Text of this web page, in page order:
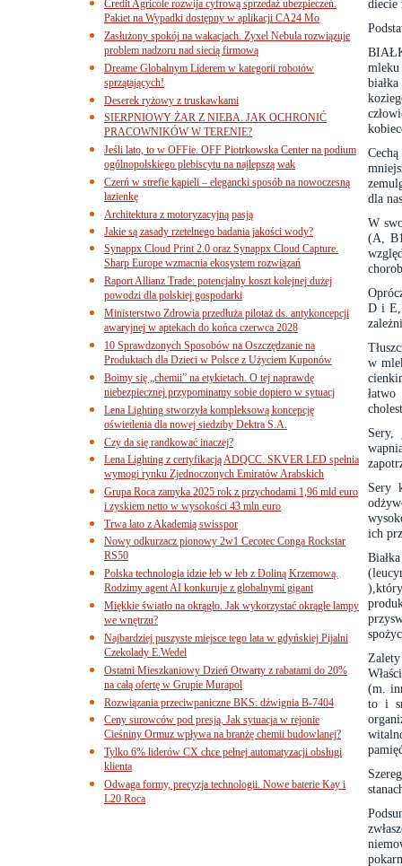
diecie
dla
W
(A,
D i E,
w
Sery,
Sery
ich
(m.
to i
Credit Agricole rozwija cyfrową sprzedaż ubezpieczeń.
Pakiet na Wypadki dostępny w aplikacji CA24 Mo
Zasłużony spokój na wakacjach. Zyxel Nebula rozwiązuje
problem nadzoru nad siecią firmową
Dreame Globalnym Liderem w kategorii robotów
sprzątających!
Deserek ryżowy z truskawkami
SIERPNIOWY ŻAR Z NIEBA. JAK OCHRONIĆ
PRACOWNIKÓW W TERENIE?
Jeśli lato, to w OFFie. OFF Piotrkowska Center na podium
ogólnopolskiego plebiscytu na najlepszą wak
Czerń w strefie kąpieli – elegancki sposób na nowoczesną
łazienkę
Architektura z motoryzacyjną pasją
Jakie są zasady rzetelnego badania jakości wody?
Synappx Cloud Print 2.0 oraz Synappx Cloud Capture.
Sharp Europe wzmacnia ekosystem rozwiązań
Raport Allianz Trade: potencjalny koszt kolejnej dużej
powodzi dla polskiej gospodarki
Ministerstwo Zdrowia przedłuża pilotaż ds. antykoncepcji
awaryjnej w aptekach do końca czerwca 2028
10 Sprawdzonych Sposobów na Oszczędzanie na
Produktach dla Dzieci w Polsce z Użyciem Kuponów
Boimy się „chemii” na etykietach. O tej naprawdę
niebezpiecznej przypominamy sobie dopiero w sytuacj
Lena Lighting stworzyła kompleksową koncepcję
oświetlenia dla nowej siedziby Dektra S.A.
Czy da się randkować inaczej?
Lena Lighting z certyfikacją ADQCC. SKVER LED spełnia
wymogi rynku Zjednoczonych Emiratów Arabskich
Grupa Roca zamyka 2025 rok z przychodami 1,96 mld euro
i zyskiem netto w wysokości 43 mln euro
Trwa lato z Akademią swisspor
Nowy odkurzacz pionowy 2w1 Cecotec Conga Rockstar
RS50
Polska technologia idzie łeb w łeb z Doliną Krzemową.
Rodzimy agent AI konkuruje z globalnymi gigant
Miękkie światło na okrągło. Jak wykorzystać okrągłe lampy
we wnętrzu?
Najbardziej puszyste miejsce tego lata w gdyńskiej Pijalni
Czekolady E.Wedel
Ostatni Mieszkaniowy Dzień Otwarty z rabatami do 20%
na całą ofertę w Grupie Murapol
Rozwiązania przeciwpaniczne BKS: dźwignia B-7404
Ceny surowców pod presją. Jak sytuacja w rejonie
Cieśniny Ormuz wpływa na branżę chemii budowlanej?
Tylko 6% liderów CX chce pełnej automatyzacji obsługi
klienta
Odwaga formy, precyzja technologii. Nowe baterie Kay i
L20 Roca